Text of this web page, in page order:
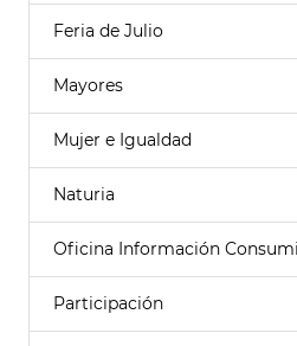
Feria de Julio
Mayores
Mujer e Igualdad
Naturia
Oficina Información
Participación